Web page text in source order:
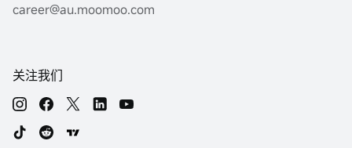
career@au.moomoo.com
关注我们